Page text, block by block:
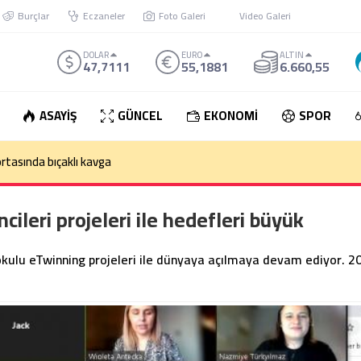
Burçlar Eczaneler Foto Galeri Video Galeri
DOLAR
47,7111 EURO
55,1881 ALTIN
6.660,55
ASAYİŞ GÜNCEL EKONOMİ
SPOR
bıçaklı kavga
projeleri ile hedefleri büyük
eTwinning projeleri ile dünyaya açılmaya devam ediyor.